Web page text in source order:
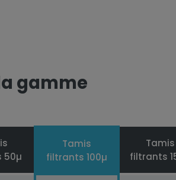
gamme
50µ
Tamis
filtrants 100µ
Tamis
filtrants